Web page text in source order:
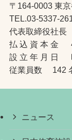
〒164-0003 東
TEL.03-5337-
代表取締役社
払 込 資 本 金
設 立 年 月 日
従業員数 142
ニュース